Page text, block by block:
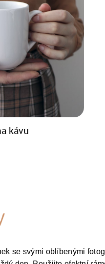
kávu
se svými oblíbenými